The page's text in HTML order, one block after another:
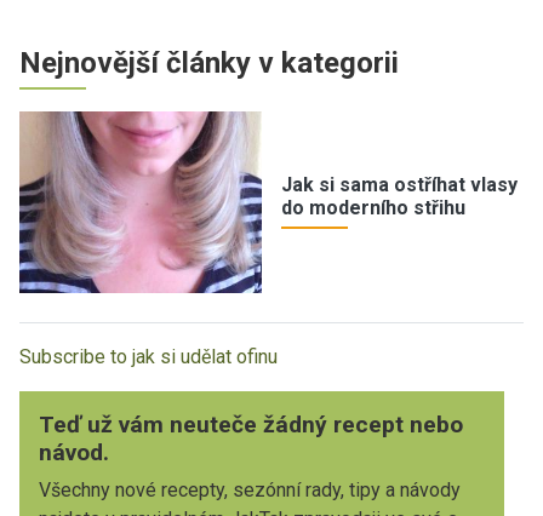
Nejnovější články v kategorii
Jak si sama ostříhat vlasy
do moderního střihu
Subscribe to jak si udělat ofinu
Teď už vám neuteče žádný recept nebo
návod.
Všechny nové recepty, sezónní rady, tipy a návody